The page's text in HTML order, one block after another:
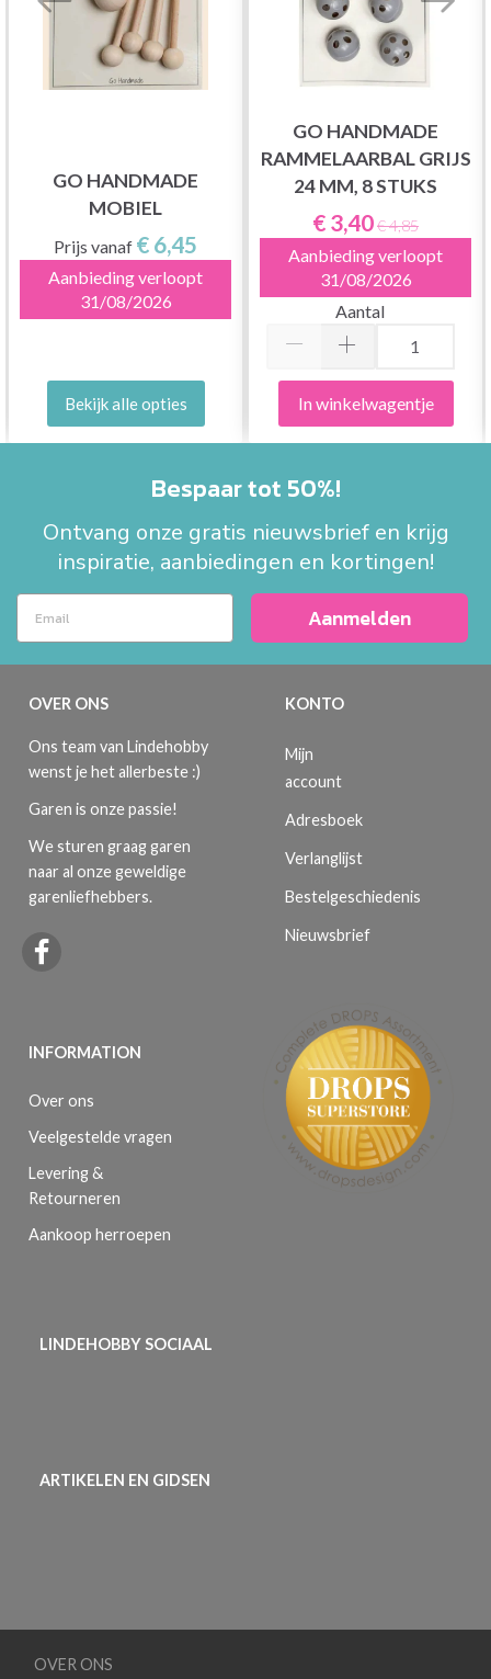
GO HANDMADE
MOBIEL
Prijs vanaf € 6,45
Aanbieding verloopt
31/08/2026
Bekijk alle opties
GO HANDMADE
RAMMELAARBAL GRIJS
24 MM, 8 STUKS
€ 3,40€ 4,85
Aanbieding verloopt
31/08/2026
Aantal
In winkelwagentje
Bespaar tot 50%!
Ontvang onze gratis nieuwsbrief en krijg
inspiratie, aanbiedingen en kortingen!
Aanmelden
OVER ONS
Ons team van Lindehobby
wenst je het allerbeste :)
Garen is onze passie!
We sturen graag garen
naar al onze geweldige
garenliefhebbers.
INFORMATION
Over ons
Veelgestelde vragen
Levering &
Retourneren
Aankoop herroepen
KONTO
Mijn
account
Adresboek
Verlanglijst
Bestelgeschiedenis
Nieuwsbrief
LINDEHOBBY SOCIAAL
ARTIKELEN EN GIDSEN
OVER ONS